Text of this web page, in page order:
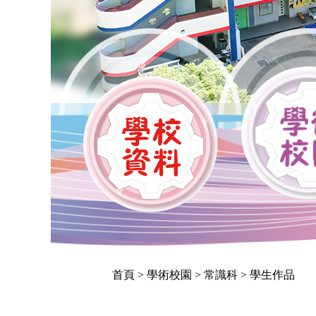
首頁 > 學術校園 > 常識科 > 學生作品